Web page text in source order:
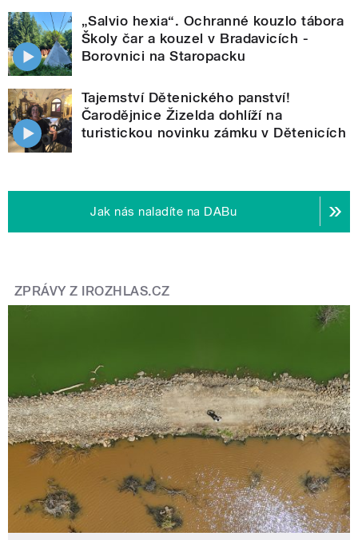
„Salvio hexia“. Ochranné kouzlo tábora
Školy čar a kouzel v Bradavicích -
Borovnici na Staropacku
Tajemství Dětenického panství!
Čarodějnice Žizelda dohlíží na
turistickou novinku zámku v Dětenicích
Jak nás naladíte na DABu
ZPRÁVY Z IROZHLAS.CZ